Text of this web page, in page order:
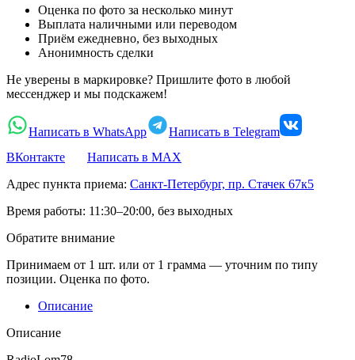
Оценка по фото за несколько минут
Выплата наличными или переводом
Приём ежедневно, без выходных
Анонимность сделки
Не уверены в маркировке? Пришлите фото в любой
мессенджер и мы подскажем!
Написать в WhatsApp
Написать в Telegram
ВКонтакте
Написать в MAX
Адрес пункта приема: Санкт-Петербург, пр. Стачек 67к5
Время работы: 11:30–20:00, без выходных
Обратите внимание
Принимаем от 1 шт. или от 1 грамма — уточним по типу
позиции. Оценка по фото.
Описание
Описание